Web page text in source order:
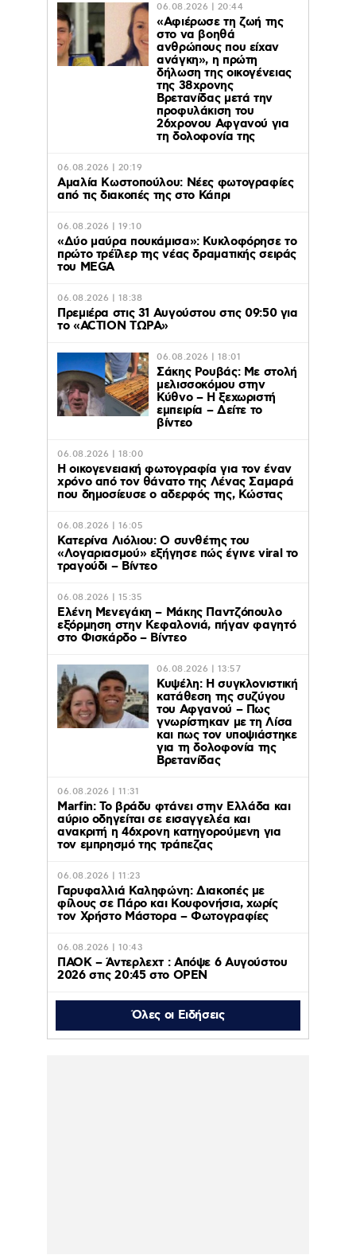
06.08.2026 | 20:44
«Αφιέρωσε τη ζωή της
στο να βοηθά
ανθρώπους που είχαν
ανάγκη», η πρώτη
δήλωση της οικογένειας
της 38χρονης
Βρετανίδας μετά την
προφυλάκιση του
26χρονου Αφγανού για
τη δολοφονία της
06.08.2026 | 20:19
Αμαλία Κωστοπούλου: Νέες φωτογραφίες
από τις διακοπές της στο Κάπρι
06.08.2026 | 19:10
«Δύο μαύρα πουκάμισα»: Κυκλοφόρησε το
πρώτο τρέϊλερ της νέας δραματικής σειράς
του MEGA
06.08.2026 | 18:38
Πρεμιέρα στις 31 Αυγούστου στις 09:50 για
το «ACTION ΤΩΡΑ»
06.08.2026 | 18:01
Σάκης Ρουβάς: Με στολή
μελισσοκόμου στην
Κύθνο – Η ξεχωριστή
εμπειρία – Δείτε το
βίντεο
06.08.2026 | 18:00
Η οικογενειακή φωτογραφία για τον έναν
χρόνο από τον θάνατο της Λένας Σαμαρά
που δημοσίευσε ο αδερφός της, Κώστας
06.08.2026 | 16:05
Κατερίνα Λιόλιου: Ο συνθέτης του
«Λογαριασμού» εξήγησε πώς έγινε viral το
τραγούδι – Βίντεο
06.08.2026 | 15:35
Ελένη Μενεγάκη – Μάκης Παντζόπουλο
εξόρμηση στην Κεφαλονιά, πήγαν φαγητό
στο Φισκάρδο – Βίντεο
06.08.2026 | 13:57
Κυψέλη: Η συγκλονιστική
κατάθεση της συζύγου
του Αφγανού – Πως
γνωρίστηκαν με τη Λίσα
και πως τον υποψιάστηκε
για τη δολοφονία της
Βρετανίδας
06.08.2026 | 11:31
Marfin: Το βράδυ φτάνει στην Ελλάδα και
αύριο οδηγείται σε εισαγγελέα και
ανακριτή η 46χρονη κατηγορούμενη για
τον εμπρησμό της τράπεζας
06.08.2026 | 11:23
Γαρυφαλλιά Καληφώνη: Διακοπές με
φίλους σε Πάρο και Κουφονήσια, χωρίς
τον Χρήστο Μάστορα – Φωτογραφίες
06.08.2026 | 10:43
ΠΑΟΚ – Άντερλεχτ : Απόψε 6 Αυγούστου
2026 στις 20:45 στο ΟΡΕΝ
Όλες οι Ειδήσεις